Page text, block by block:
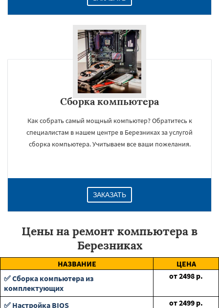
Сборка компьютера
Как собрать самый мощный компьютер? Обратитесь к
специалистам в нашем центре в Березниках за услугой
сборка компьютера. Учитываем все ваши пожелания.
ЗАКАЗАТЬ
Цены на ремонт компьютера в
Березниках
НАЗВАНИЕ
ЦЕНА
✅ Сборка компьютера из
комплектующих
от2498 р.
✅ Настройка BIOS от2499 р.